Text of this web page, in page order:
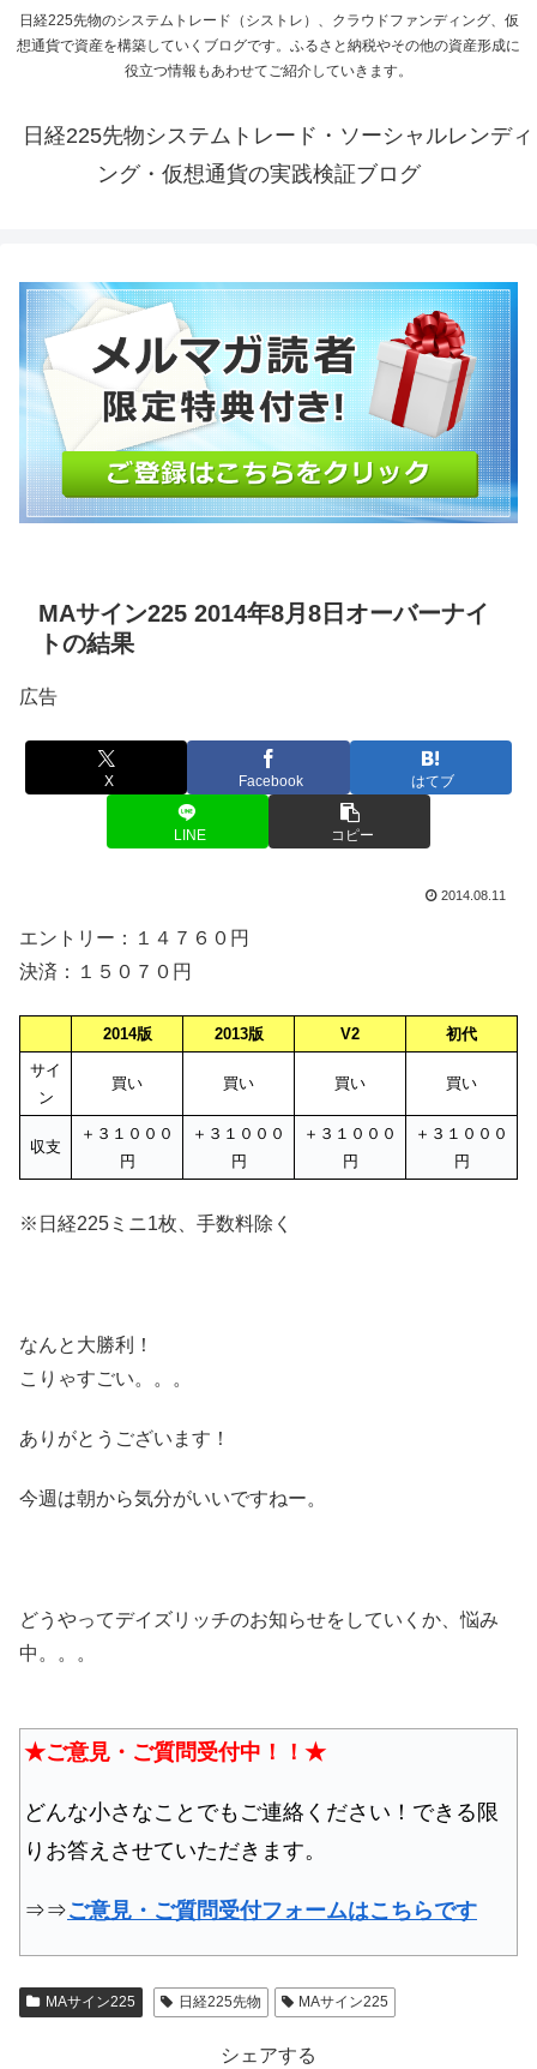
日経225先物のシステムトレード（シストレ）、クラウドファンディング、仮
想通貨で資産を構築していくブログです。ふるさと納税やその他の資産形成に
役立つ情報もあわせてご紹介していきます。
日経225先物システムトレード・ソーシャルレンディ
ング・仮想通貨の実践検証ブログ
MAサイン225 2014年8月8日オーバーナイ
トの結果
広告
X Facebook はてブ
LINE コピー
2014.08.11
エントリー：１４７６０円
決済：１５０７０円
2014版 2013版 V2
初代
サイ
ン
買い 買い 買い 買い
収支
＋３１０００
円
＋３１０００
円
＋３１０００
円
＋３１０００
円
※日経225ミニ1枚、手数料除く
なんと大勝利！
こりゃすごい。。。
ありがとうございます！
今週は朝から気分がいいですねー。
どうやってデイズリッチのお知らせをしていくか、悩み
中。。。
★ご意見・ご質問受付中！！★
どんな小さなことでもご連絡ください！できる限
りお答えさせていただきます。
⇒⇒ご意見・ご質問受付フォームはこちらです
MAサイン225 日経225先物 MAサイン225
シェアする